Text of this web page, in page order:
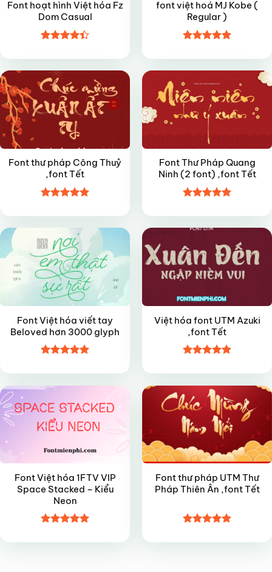
Font hoạt hình Việt hóa Fz
Dom Casual
hạng4.4
5 sao
font việt hoá MJ Kobe (
Regular )
hạng4.95
5 sao
Font thư pháp Công Thuỷ
,font Tết
hạng4.95
Font Thư Pháp Quang
Ninh (2 font) ,font Tết
hạng55
sao
Font Việt hóa viết tay
Beloved hơn 3000 glyph
hạng55
Việt hóa font UTM Azuki
,font Tết
hạng4.95
Font Việt hóa 1FTV VIP
Space Stacked – Kiểu
Neon
hạng55
Font thư pháp UTM Thư
Pháp Thiên Ân ,font Tết
hạng55